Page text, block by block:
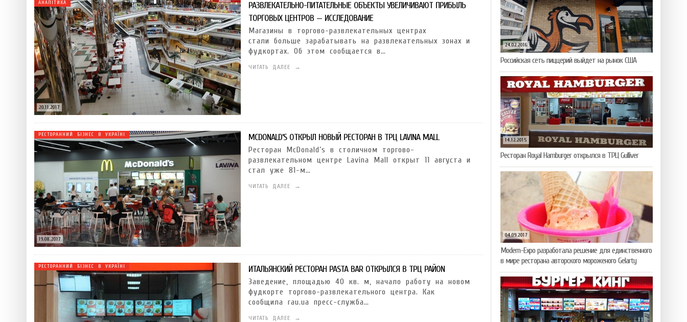
20.11.2017
АНАЛІТИКА
РАЗВЛЕКАТЕЛЬНО-ПИТАТЕЛЬНЫЕ ОБЪЕКТЫ УВЕЛИЧИВАЮТ ПРИБЫЛЬ
ТОРГОВЫХ ЦЕНТРОВ — ИССЛЕДОВАНИЕ
Магазины в торгово-развлекательных центрах
стали больше зарабатывать на развлекательных зонах и
фудкортах. Об этом сообщается в…
ЧИТАТЬ ДАЛЕЕ →
19.08.2017
РЕСТОРАННИЙ БІЗНЕС В УКРАЇНІ MCDONALD’S ОТКРЫЛ НОВЫЙ РЕСТОРАН В ТРЦ LAVINA MALL
Ресторан McDonald’s в столичном торгово-
развлекательном центре Lavina Mall открыт 11 августа и
стал уже 81-м…
ЧИТАТЬ ДАЛЕЕ →
РЕСТОРАННИЙ БІЗНЕС В УКРАЇНІ ИТАЛЬЯНСКИЙ РЕСТОРАН PASTA BAR ОТКРЫЛСЯ В ТРЦ РАЙON
Заведение, площадью 40 кв. м, начало работу на новом
фудкорте торгово-развлекательного центра. Как
сообщила rau.ua пресс-служба…
ЧИТАТЬ ДАЛЕЕ →
24.02.2016
Российская сеть пиццерий выйдет на рынок США
14.12.2015
Ресторан Royal Hamburger открылся в ТРЦ Gulliver
04.09.2017
Modern-Expo разработала решение для единственного
в мире ресторана авторского мороженого Gelarty